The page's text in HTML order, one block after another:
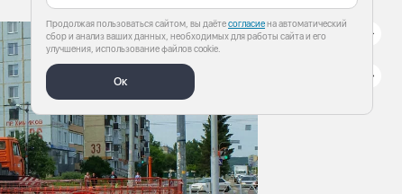
Продолжая пользоваться сайтом, вы даётесогласиена автоматический
сбор и анализ ваших данных, необходимых для работы сайта и его
улучшения, использование файлов cookie.
Ок